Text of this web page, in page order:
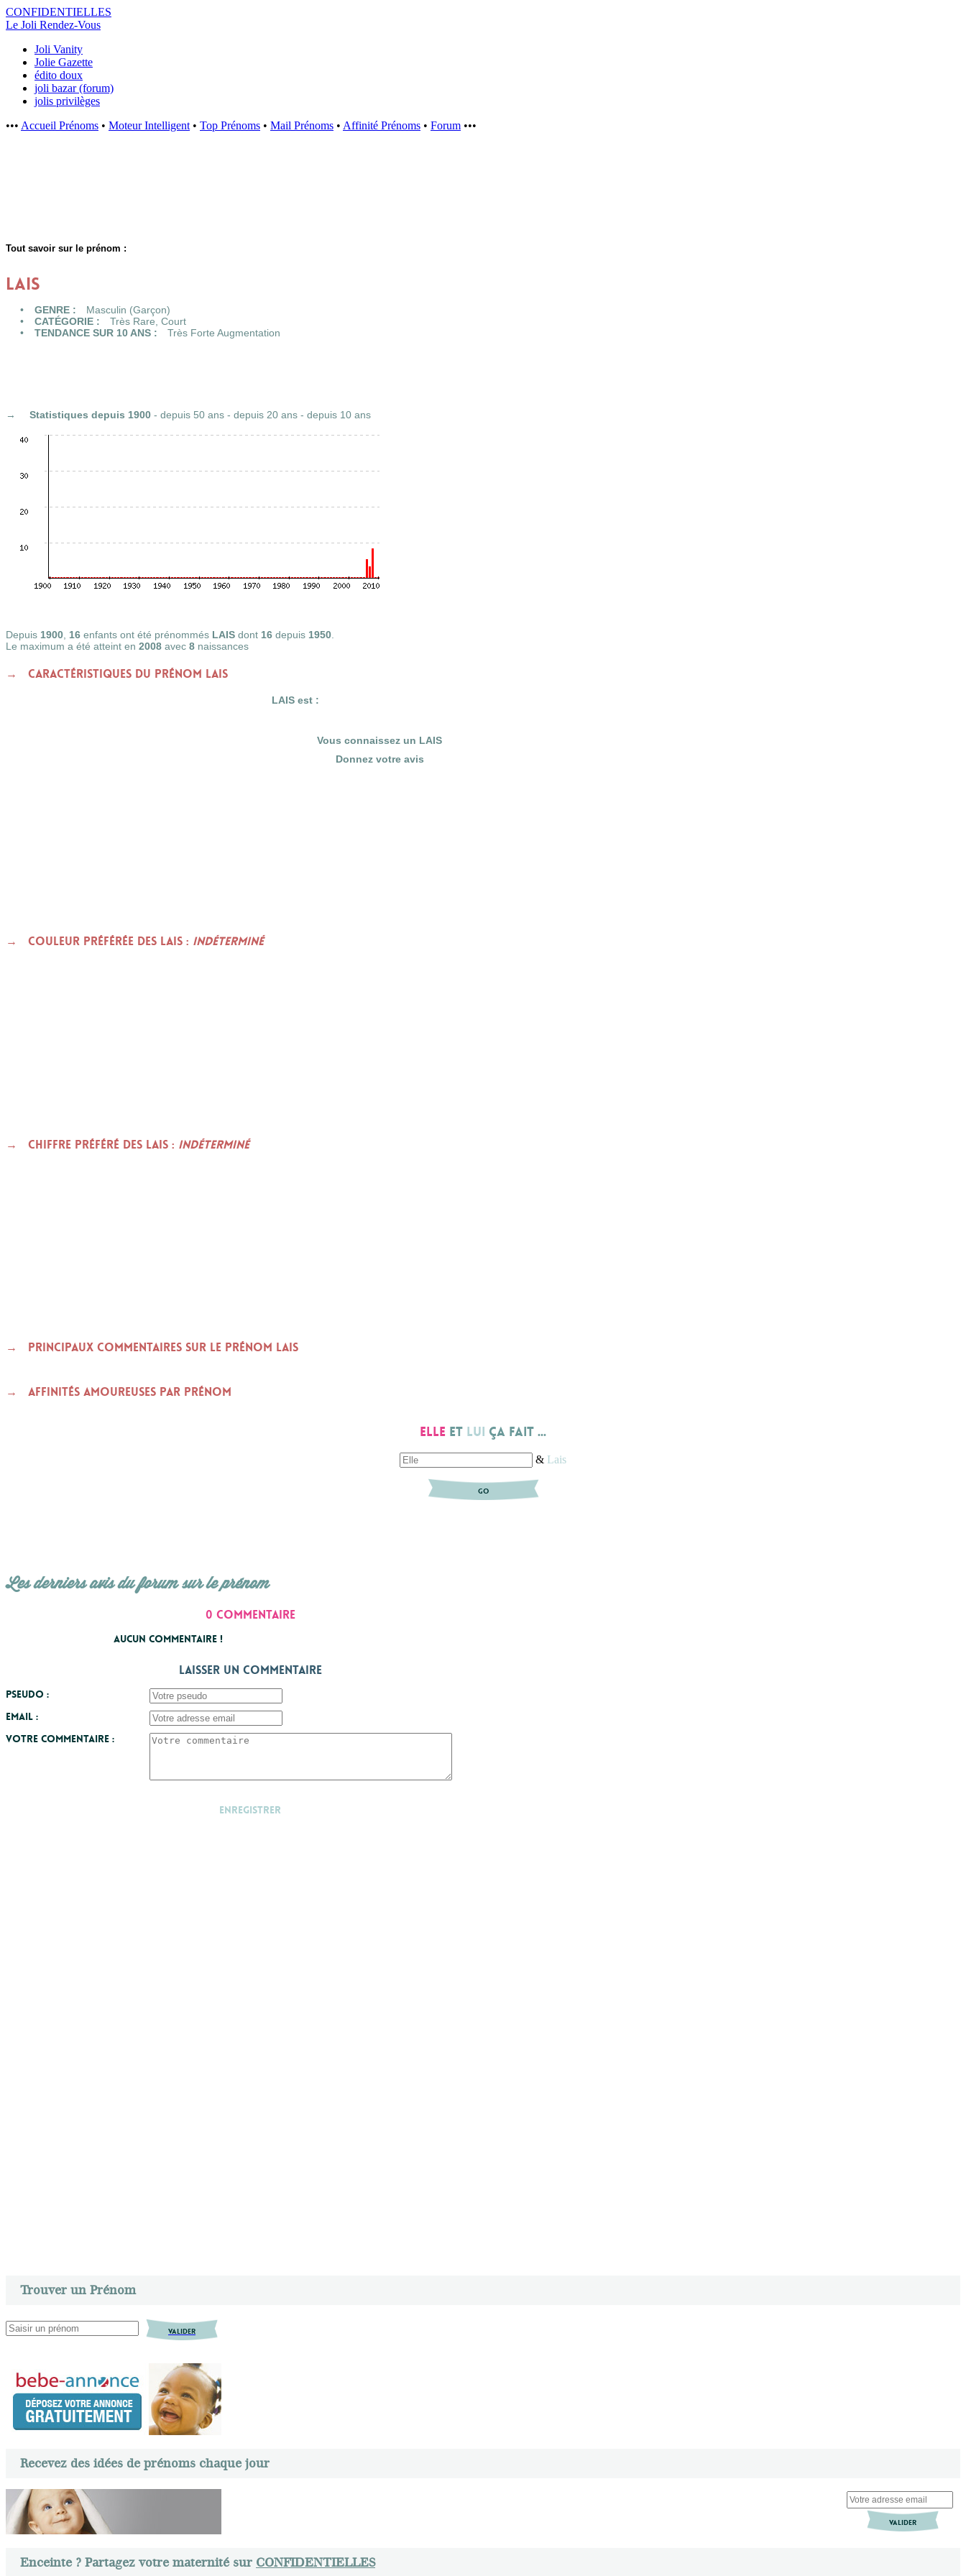
CONFIDENTIELLES
Le Joli Rendez-Vous
Joli Vanity
Jolie Gazette
édito doux
joli bazar (forum)
jolis privilèges
••• Accueil Prénoms • Moteur Intelligent • Top Prénoms • Mail Prénoms • Affinité Prénoms • Forum •••
Tout savoir sur le prénom :
LAIS
GENRE :
Masculin (Garçon)
CATÉGORIE :
Très Rare Court
TENDANCE SUR 10 ANS :
Très Forte Augmentation
Statistiques depuis 1900 - depuis 50 ans - depuis 20 ans - depuis 10 ans
Depuis 1900 16 enfants ont été prénommés LAIS dont 16 depuis 1950
Le maximum a été atteint en 2008 avec 8 naissances
Caractéristiques du prénom LAIS
LAIS est :
Vous connaissez un LAIS
Donnez votre avis
Couleur préférée des LAIS : indéterminé
Chiffre préféré des LAIS : indéterminé
Principaux commentaires sur le prénom LAIS
Affinités amoureuses par prénom
Elle et lui ça fait ...
& Lais
GO
Les derniers avis du forum sur le prénom
0 commentaire
Aucun commentaire !
Laisser un commentaire
Pseudo :
Email :
Votre commentaire :
Enregistrer
Trouver un Prénom
VALIDER
Recevez des idées de prénoms chaque jour
VALIDER
Enceinte ? Partagez votre maternité sur CONFIDENTIELLES